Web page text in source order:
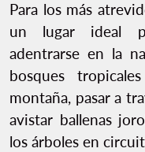
Para los más
un lugar ideal
adentrarse en la
bosques
montaña, pasar a
avistar ballenas
los árboles en